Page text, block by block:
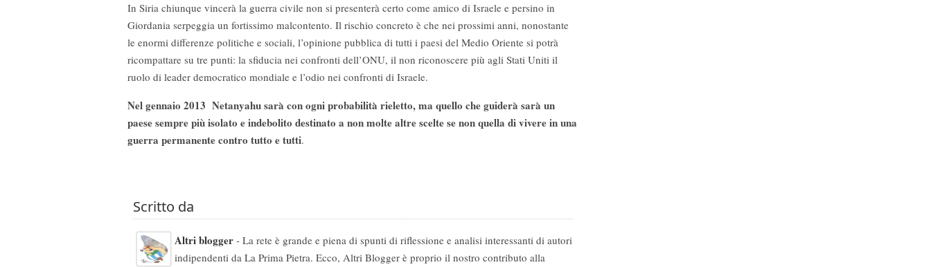
In Siria chiunque vincerà la guerra civile non si presenterà certo come amico di Israele e persino in
Giordania serpeggia un fortissimo malcontento. Il rischio concreto è che nei prossimi anni, nonostante
le enormi differenze politiche e sociali, l’opinione pubblica di tutti i paesi del Medio Oriente si potrà
ricompattare su tre punti: la sfiducia nei confronti dell’ONU, il non riconoscere più agli Stati Uniti il
ruolo di leader democratico mondiale e l’odio nei confronti di Israele.
Nel gennaio 2013 Netanyahu sarà con ogni probabilità rieletto, ma quello che guiderà sarà un
paese sempre più isolato e indebolito destinato a non molte altre scelte se non quella di vivere in una
guerra permanente contro tutto e tutti.
Scritto da
Altri blogger - La rete è grande e piena di spunti di riflessione e analisi interessanti di autori
indipendenti da La Prima Pietra. Ecco, Altri Blogger è proprio il nostro contributo alla